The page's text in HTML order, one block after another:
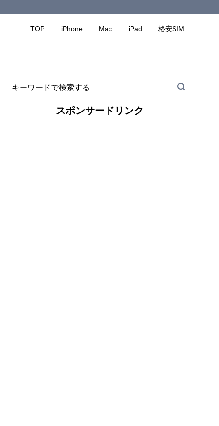
TOP iPhone Mac iPad 格安SIM
スポンサードリンク